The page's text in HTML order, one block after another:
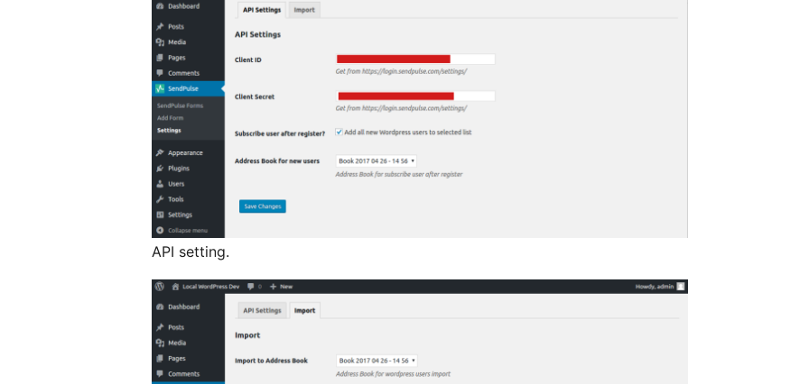
API setting.